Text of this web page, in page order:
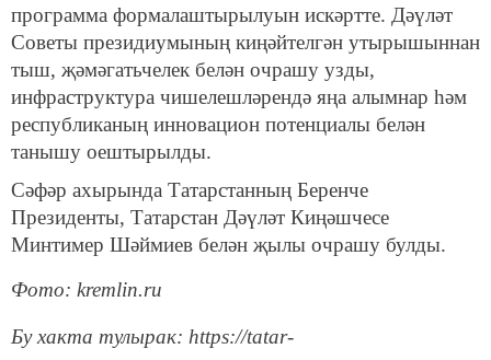
программа формалаштырылуын искәртте. Дәүләт
Советы президиумының киңәйтелгән утырышыннан
тыш, җәмәгатьчелек белән очрашу узды,
инфраструктура чишелешләрендә яңа алымнар һәм
республиканың инновацион потенциалы белән
танышу оештырылды.
Сәфәр ахырында Татарстанның Беренче
Президенты, Татарстан Дәүләт Киңәшчесе
Минтимер Шәймиев белән җылы очрашу булды.
Фото: kremlin.ru
Бу хакта тулырак: https://tatar-